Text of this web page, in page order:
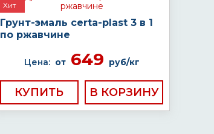
Хит
Грунт-эмаль certa-plast 3 в 1
по ржавчине
Цена: от649 руб/кг
КУПИТЬ